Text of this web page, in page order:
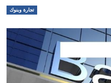
تجارة وبنوك